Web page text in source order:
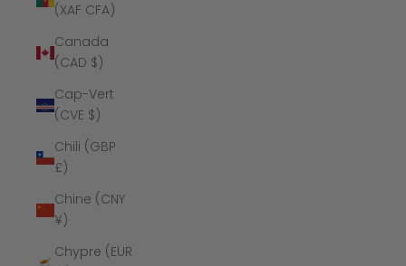
(XAF CFA)
Canada
(CAD $)
Cap-Vert
(CVE $)
Chili (GBP
£)
Chine (CNY
¥)
Chypre (EUR